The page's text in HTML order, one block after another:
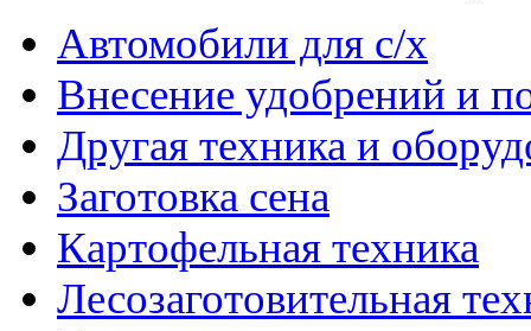
Автомобили для с/х
Внесение удобрений и
Другая техника и
Заготовка сена
Картофельная техника
Лесозаготовительная